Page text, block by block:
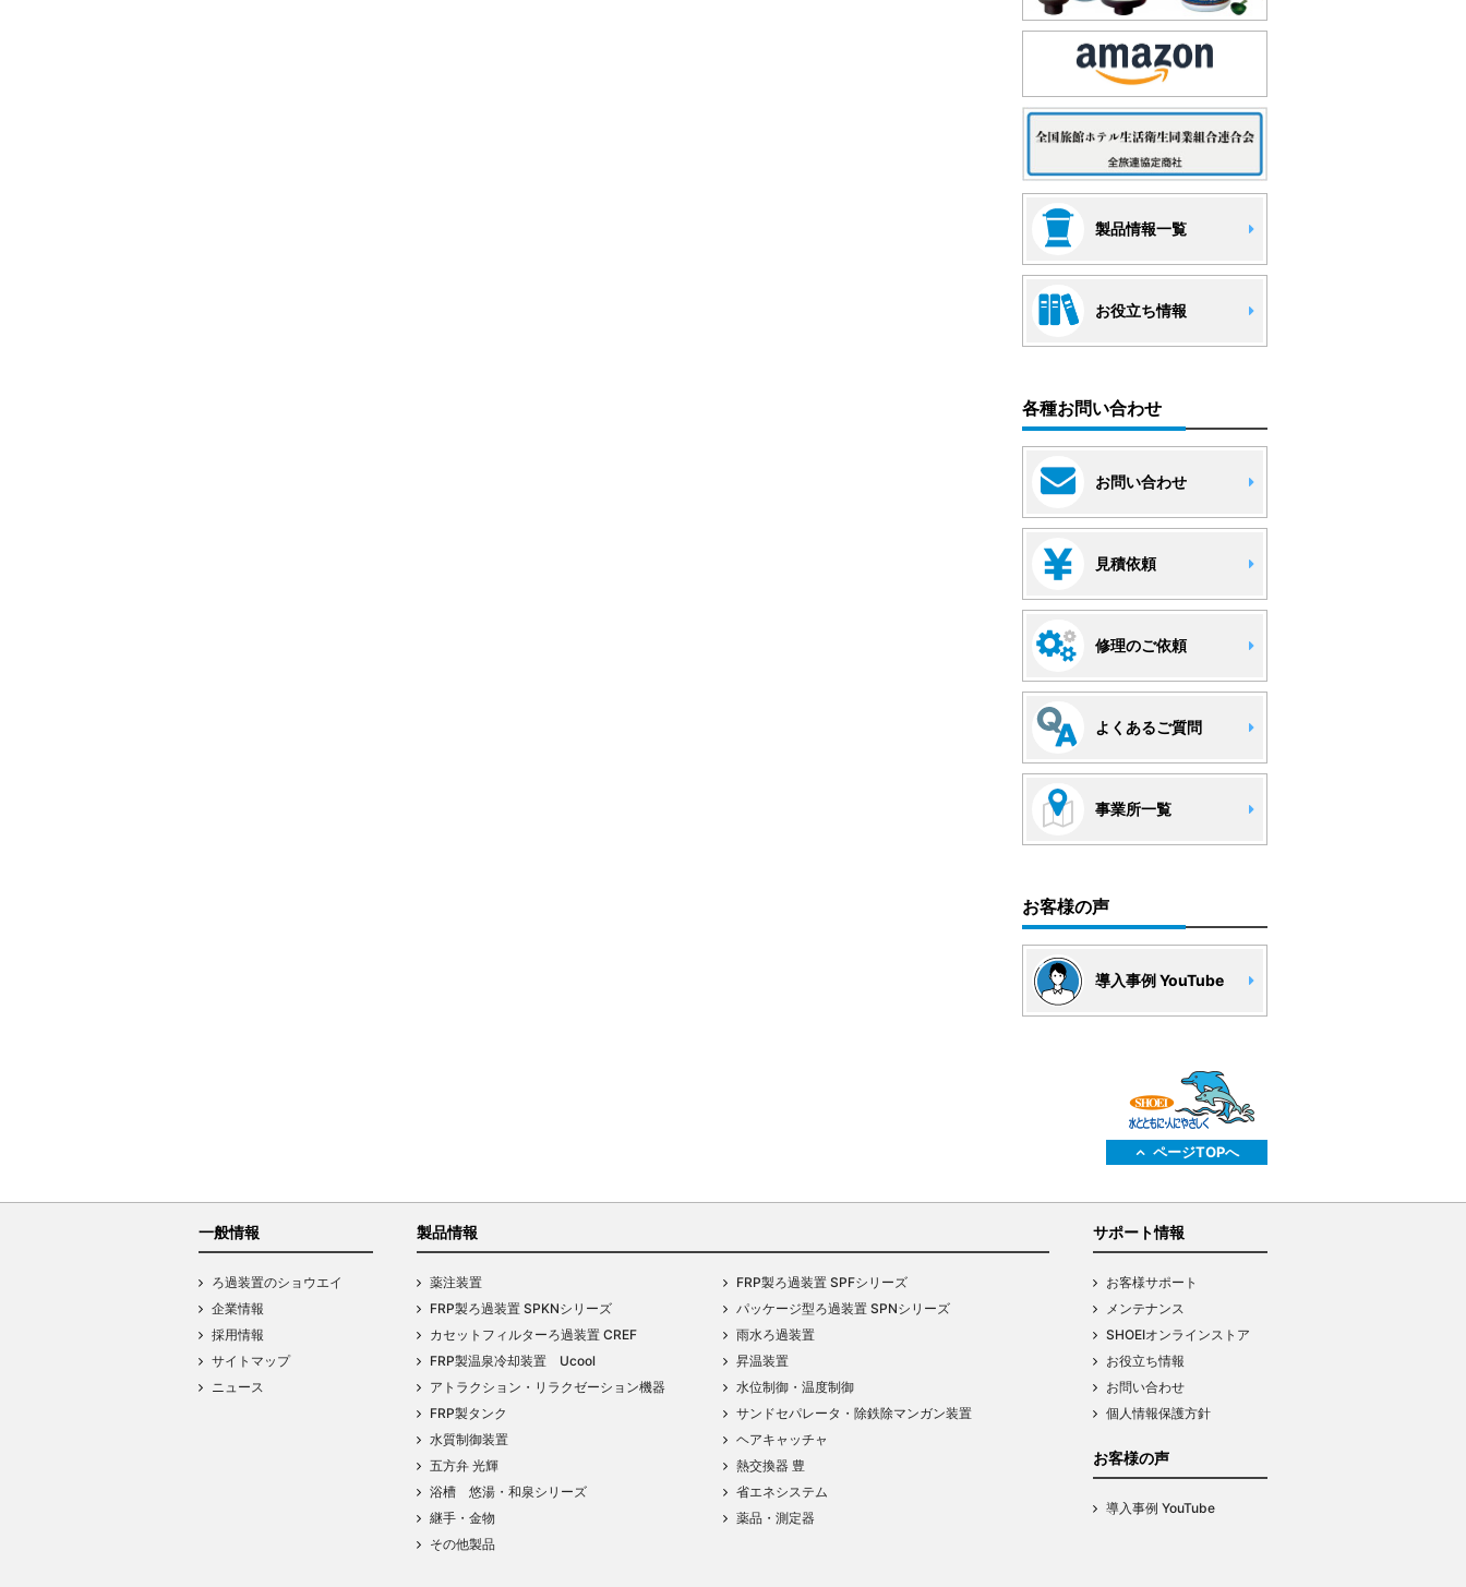
製品情報一覧
お役立ち情報
各種お問い合わせ
お問い合わせ
見積依頼
修理のご依頼
よくあるご質問
事業所一覧
お客様の声
導入事例 YouTube
ページTOPへ
一般情報
ろ過装置のショウエイ
企業情報
採用情報
サイトマップ
ニュース
製品情報
薬注装置
FRP製ろ過装置 SPFシリーズ
FRP製ろ過装置 SPKNシリーズ
パッケージ型ろ過装置 SPNシリーズ
カセットフィルターろ過装置 CREF
雨水ろ過装置
FRP製温泉冷却装置 Ucool
昇温装置
アトラクション・リラクゼーション機器
水位制御・温度制御
FRP製タンク
サンドセパレータ・除鉄除マンガン装置
水質制御装置
ヘアキャッチャ
五方弁 光輝
熱交換器 豊
浴槽 悠湯・和泉シリーズ
省エネシステム
継手・金物
薬品・測定器
その他製品
サポート情報
お客様サポート
メンテナンス
SHOEIオンラインストア
お役立ち情報
お問い合わせ
個人情報保護方針
お客様の声
導入事例 YouTube